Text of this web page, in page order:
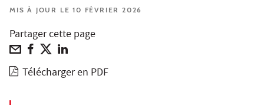
MIS À JOUR LE 10 FÉVRIER 2026
Partager cette page
Télécharger en PDF